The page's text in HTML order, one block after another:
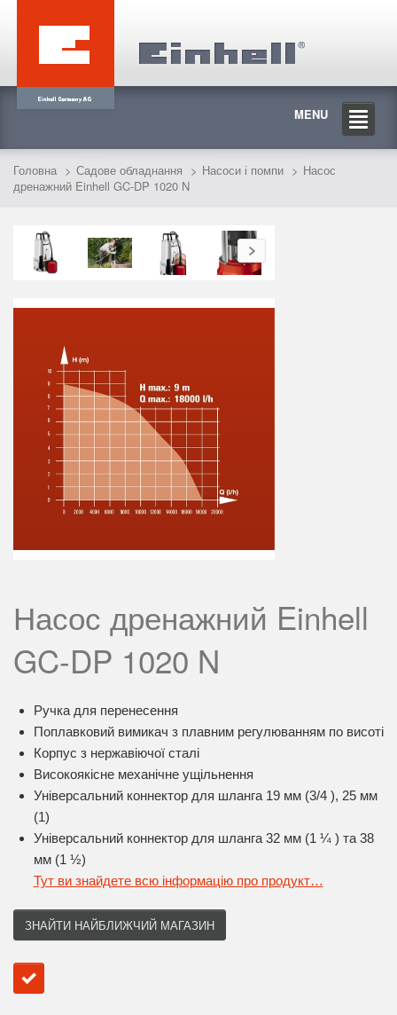
MENU
Головна Садове обладнання Насоси і помпи
Насос
дренажний Einhell GC-DP 1020 N
Насос дренажний Einhell
GC-DP 1020 N
Ручка для перенесення
Поплавковий вимикач з плавним регулюванням по висоті
Корпус з нержавіючої сталі
Високоякісне механічне ущільнення
Універсальний коннектор для шланга 19 мм (3/4 ), 25 мм
(1)
Універсальний коннектор для шланга 32 мм (1 ¼ ) та 38
мм (1 ½)
Тут ви знайдете всю інформацію про продукт…
ЗНАЙТИ НАЙБЛИЖЧИЙ МАГАЗИН